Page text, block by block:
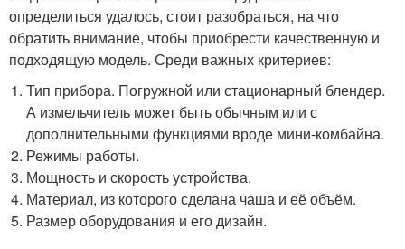
определиться удалось, стоит разобраться, на что
обратить внимание, чтобы приобрести качественную и
подходящую модель. Среди важных критериев:
Тип прибора. Погружной или стационарный блендер.
А измельчитель может быть обычным или с
дополнительными функциями вроде мини-комбайна.
Режимы работы.
Мощность и скорость устройства.
Материал, из которого сделана чаша и её объём.
Размер оборудования и его дизайн.